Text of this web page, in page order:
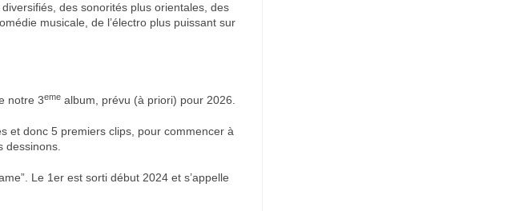
des sonorités plus orientales, des
musicale, de l’électro plus puissant sur
notre 3eme album, prévu (à priori) pour 2026.
et donc 5 premiers clips, pour commencer à
dessinons.
Le 1er est sorti début 2024 et s’appelle